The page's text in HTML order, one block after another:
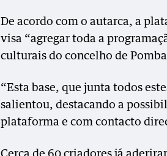
De acordo com o autarca, a
visa “agregar toda a
culturais do concelho de
“Esta base, que junta todos
salientou, destacando a
plataforma e com contacto